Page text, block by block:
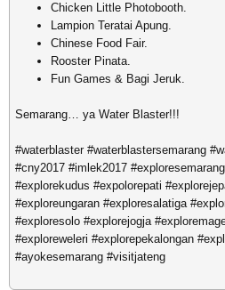
Chicken Little Photobooth.
Lampion Teratai Apung.
Chinese Food Fair.
Rooster Pinata.
Fun Games & Bagi Jeruk.
Semarang… ya Water Blaster!!!
#waterblaster #waterblastersemarang
#cny2017 #imlek2017
#explorekudus #expolorepati
#exploreungaran #exploresalatiga
#exploresolo #explorejogja
#exploreweleri #explorepekalongan
#ayokesemarang #visitjateng